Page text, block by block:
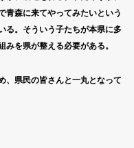
青森に来てやってみたいという
る。そういう子たちが本県に多
を県が整える必要がある。
、県民の皆さんと一丸となって